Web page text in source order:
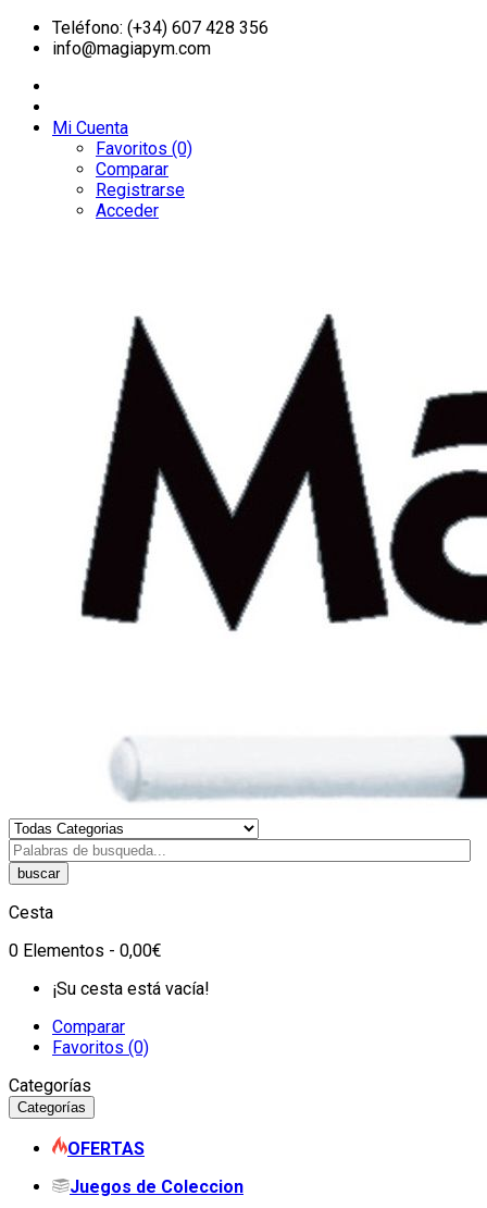
Teléfono: (+34) 607 428 356
info@magiapym.com
Mi Cuenta
Favoritos (0)
Comparar
Registrarse
Acceder
buscar
Cesta
0 Elementos - 0,00€
¡Su cesta está vacía!
Comparar
Favoritos (0)
Categorías
Categorías
OFERTAS
Juegos de Coleccion